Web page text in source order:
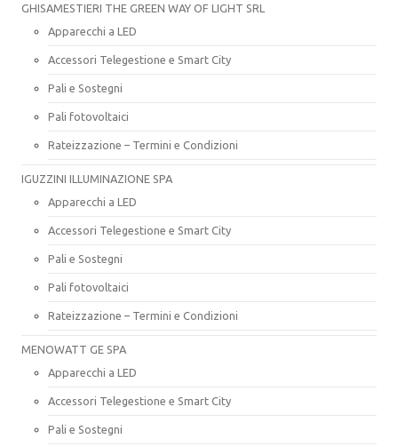
GHISAMESTIERI THE GREEN WAY OF LIGHT SRL
Apparecchi a LED
Accessori Telegestione e Smart City
Pali e Sostegni
Pali fotovoltaici
Rateizzazione – Termini e Condizioni
IGUZZINI ILLUMINAZIONE SPA
Apparecchi a LED
Accessori Telegestione e Smart City
Pali e Sostegni
Pali fotovoltaici
Rateizzazione – Termini e Condizioni
MENOWATT GE SPA
Apparecchi a LED
Accessori Telegestione e Smart City
Pali e Sostegni